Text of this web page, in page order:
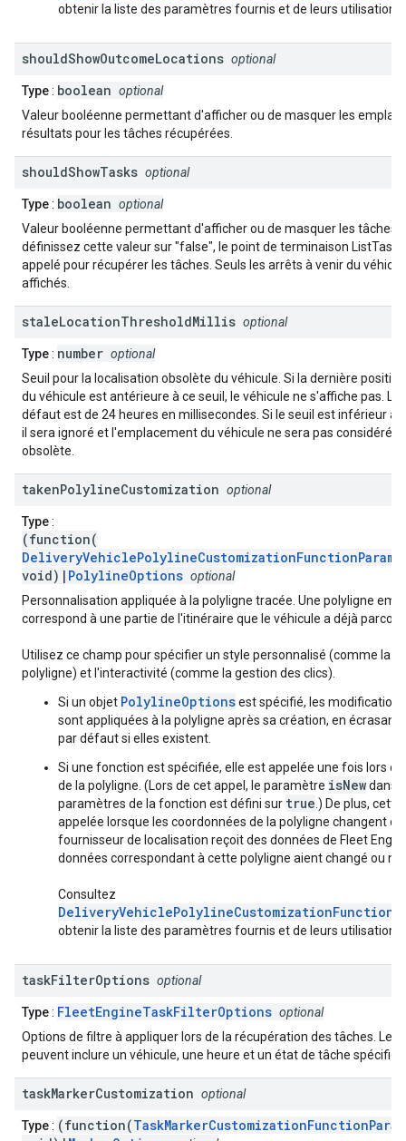
obtenir la liste des paramètres fournis et de leurs utilisations.
shouldShowOutcomeLocations optional
Type: boolean optional
Valeur booléenne permettant d'afficher ou de masquer les
résultats pour les tâches récupérées.
shouldShowTasks optional
Type: boolean optional
Valeur booléenne permettant d'afficher ou de masquer les tâches.
définissez cette valeur sur "false", le point de terminaison
appelé pour récupérer les tâches. Seuls les arrêts à venir du
affichés.
staleLocationThresholdMillis optional
Type: number optional
Seuil pour la localisation obsolète du véhicule. Si la dernière
du véhicule est antérieure à ce seuil, le véhicule ne s'affiche pas. La
défaut est de 24 heures en millisecondes. Si le seuil est inférieur à
il sera ignoré et l'emplacement du véhicule ne sera pas considéré
obsolète.
takenPolylineCustomization optional
Type:
(function(
DeliveryVehiclePolylineCustomizationFunctionParams
void)| PolylineOptions optional
Personnalisation appliquée à la polyligne tracée. Une polyligne
correspond à une partie de l'itinéraire que le véhicule a déjà
Utilisez ce champ pour spécifier un style personnalisé (comme la
polyligne) et l'interactivité (comme la gestion des clics).
Si un objet PolylineOptionsest spécifié, les
sont appliquées à la polyligne après sa création, en écrasant
par défaut si elles existent.
Si une fonction est spécifiée, elle est appelée une fois lors
de la polyligne. (Lors de cet appel, le paramètre isNewdans
paramètres de la fonction est défini sur true .) De plus,
appelée lorsque les coordonnées de la polyligne changent
fournisseur de localisation reçoit des données de Fleet
données correspondant à cette polyligne aient changé ou
Consultez
obtenir la liste des paramètres fournis et de leurs utilisations.
taskFilterOptions optional
Type: FleetEngineTaskFilterOptions optional
Options de filtre à appliquer lors de la récupération des tâches. Les
peuvent inclure un véhicule, une heure et un état de tâche
taskMarkerCustomization optional
Type: (function(